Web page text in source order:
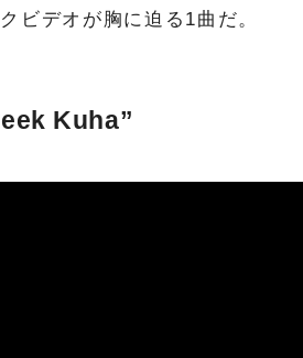
ビデオが胸に迫る1曲だ。
Kuha”